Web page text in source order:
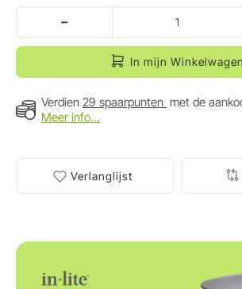
-
In mijn Winkelwagen
Verdien 29 spaarpunten met de
Meer info...
Verlanglijst